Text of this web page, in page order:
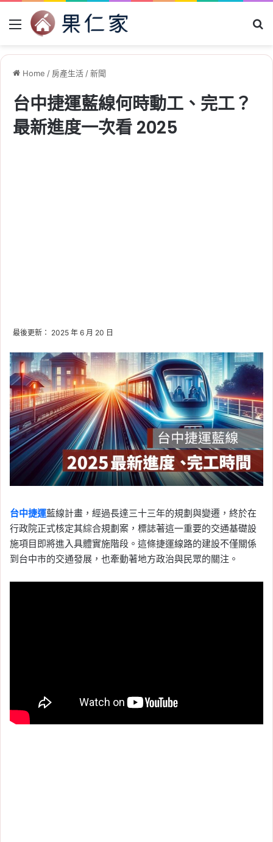
Menu
Home / 房產生活/新聞
台中捷運藍線何時動工、完工？
最新進度一次看 2025
最後更新： 2025 年 6 月 20 日
台中捷運藍線計畫，經過長達三十三年的規劃與變遷，終於在
行政院正式核定其綜合規劃案，標誌著這一重要的交通基礎設
施項目即將進入具體實施階段。這條捷運線路的建設不僅關係
到台中市的交通發展，也牽動著地方政治與民眾的關注。